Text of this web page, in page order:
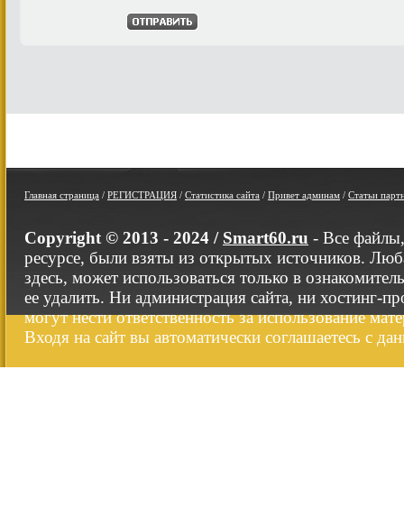
Главная страница / РЕГИСТРАЦИЯ / Статистика сайта / Привет админам / Статьи
Copyright © 2013 - 2024 / Smart60.ru - Все
ресурсе, были взяты из открытых источников.
здесь, может использоваться только в
ее удалить. Ни администрация сайта, ни хостинг-
могут нести ответственность за использование
Входя на сайт вы автоматически соглашаетесь с